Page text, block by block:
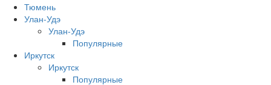
Тюмень
Улан-Удэ
Улан-Удэ
Популярные
Иркутск
Иркутск
Популярные